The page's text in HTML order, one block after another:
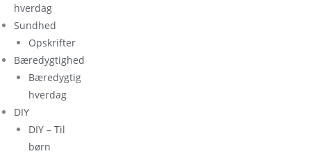
hverdag
Sundhed
Opskrifter
Bæredygtighed
Bæredygtig
hverdag
DIY
DIY – Til
børn